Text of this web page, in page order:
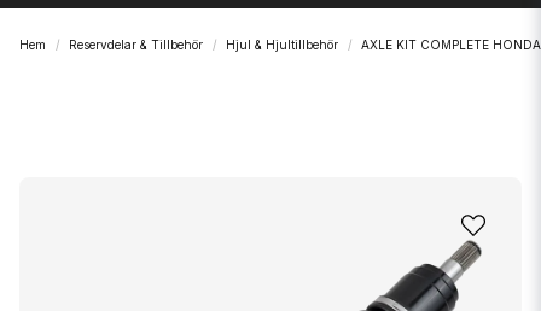
Hem Reservdelar & Tillbehör Hjul & Hjultillbehör AXLE KIT COMPLETE HONDA